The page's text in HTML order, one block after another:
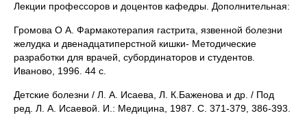
Лекции профессоров и доцентов кафедры. Дополнительная:
Громова О А. Фармакотерапия гастрита, язвенной болезни
желудка и двенадцатиперстной кишки- Методические
разработки для врачей, субординаторов и студентов.
Иваново, 1996. 44 с.
Детские болезни / Л. А. Исаева, Л. К.Баженова и др. / Под
ред. Л. А. Исаевой. И.: Медицина, 1987. С. 371-379, 386-393.